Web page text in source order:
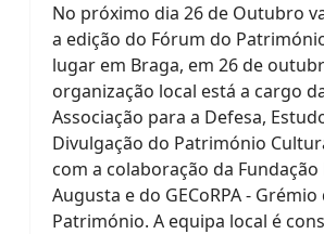
No próximo dia 26 de Outubro
a edição do Fórum do
lugar em Braga, em 26 de
organização local está a cargo
Associação para a Defesa,
Divulgação do Património
com a colaboração da Fundação
Augusta e do GECoRPA - Grémio
Património. A equipa local é